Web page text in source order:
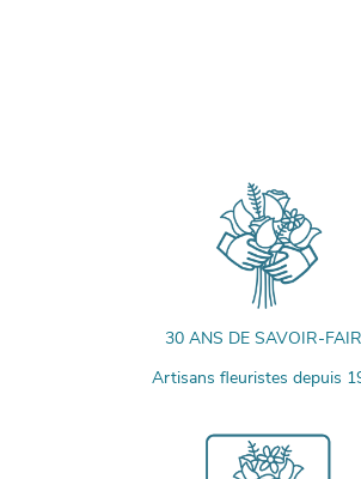
30 ANS DE SAVOIR-
Artisans fleuristes depuis